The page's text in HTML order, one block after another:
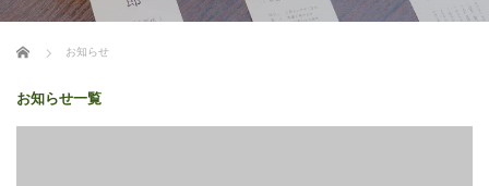
ホーム お知らせ
お知らせ一覧